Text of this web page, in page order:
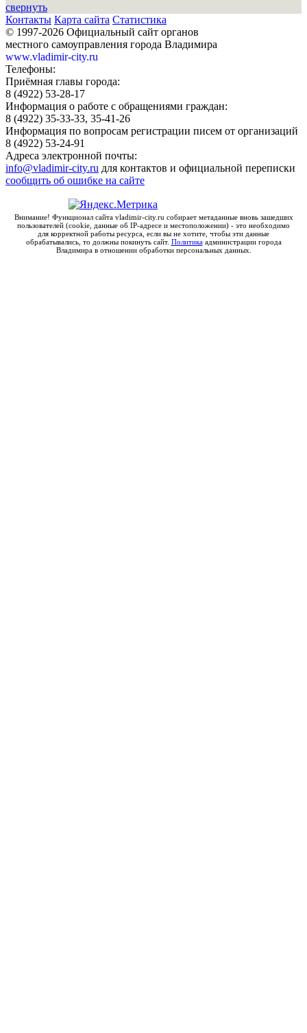
свернуть
Контакты Карта сайта Статистика
© 1997-2026 Официальный сайт органов
местного самоуправления города Владимира
www.vladimir-city.ru
Телефоны:
Приёмная главы города:
8 (4922) 53-28-17
Информация о работе с обращениями граждан:
8 (4922) 35-33-33, 35-41-26
Информация по вопросам регистрации писем от организаций
8 (4922) 53-24-91
Адреса электронной почты:
info@vladimir-city.ru для контактов и официальной переписки
сообщить об ошибке на сайте
Внимание! Функционал сайта vladimir-city.ru собирает метаданные вновь зашедших
пользователей (cookie, данные об IP-адресе и местоположении) - это необходимо
для корректной работы ресурса, если вы не хотите, чтобы эти данные
обрабатывались, то должны покинуть сайт. Политикаадминистрации города
Владимира в отношении обработки персональных данных.